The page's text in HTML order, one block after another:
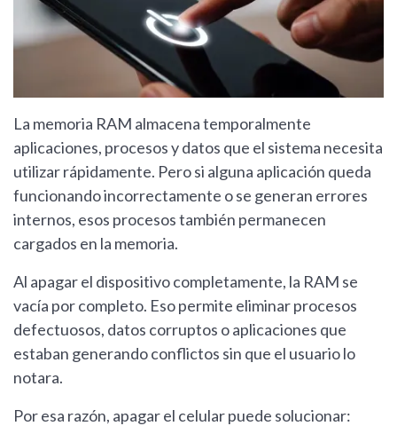
La memoria RAM almacena temporalmente
aplicaciones, procesos y datos que el sistema necesita
utilizar rápidamente. Pero si alguna aplicación queda
funcionando incorrectamente o se generan errores
internos, esos procesos también permanecen
cargados en la memoria.
Al apagar el dispositivo completamente, la RAM se
vacía por completo. Eso permite eliminar procesos
defectuosos, datos corruptos o aplicaciones que
estaban generando conflictos sin que el usuario lo
notara.
Por esa razón, apagar el celular puede solucionar: